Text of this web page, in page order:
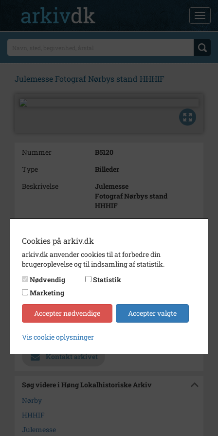
Julemesse Fotograf Nørbys stand HHHIF
Nummer
B5120
Type
Billeder
Beskrivelse
Julemesse
Fotograf Nørbys stand
HHHIF
Dateringsnote
Fotograf
Nørby
Se på kort
Type
Enhed
Finderup Sogn (Kalundborg
Kommune) (1000-2050)
Arkiv
Kontakt arkivet
Søg videre i Høng Lokalhistoriske Arkiv
Nørby
HHHIF
Julemesse
Cookies på arkiv.dk
arkiv.dk anvender cookies til at forbedre din
brugeroplevelse og til indsamling af statistik.
Nødvendig
Statistik
Marketing
Accepter nødvendige Accepter valgte
Vis cookie oplysninger